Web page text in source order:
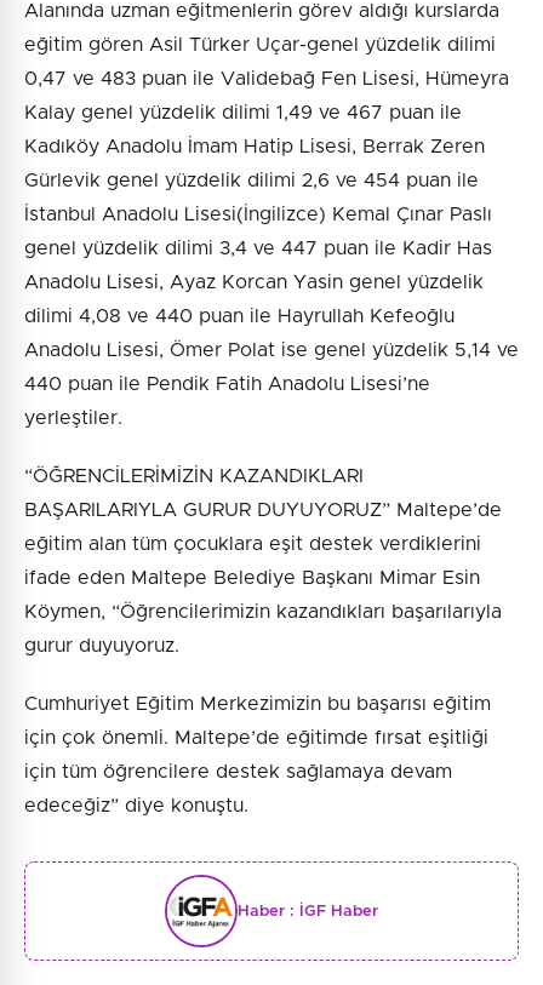
Alanında uzman eğitmenlerin görev aldığı kurslarda
eğitim gören Asil Türker Uçar-genel yüzdelik dilimi
0,47 ve 483 puan ile Validebağ Fen Lisesi, Hümeyra
Kalay genel yüzdelik dilimi 1,49 ve 467 puan ile
Kadıköy Anadolu İmam Hatip Lisesi, Berrak Zeren
Gürlevik genel yüzdelik dilimi 2,6 ve 454 puan ile
İstanbul Anadolu Lisesi(İngilizce) Kemal Çınar Paslı
genel yüzdelik dilimi 3,4 ve 447 puan ile Kadir Has
Anadolu Lisesi, Ayaz Korcan Yasin genel yüzdelik
dilimi 4,08 ve 440 puan ile Hayrullah Kefeoğlu
Anadolu Lisesi, Ömer Polat ise genel yüzdelik 5,14 ve
440 puan ile Pendik Fatih Anadolu Lisesi’ne
yerleştiler.
“ÖĞRENCİLERİMİZİN KAZANDIKLARI
BAŞARILARIYLA GURUR DUYUYORUZ” Maltepe’de
eğitim alan tüm çocuklara eşit destek verdiklerini
ifade eden Maltepe Belediye Başkanı Mimar Esin
Köymen, “Öğrencilerimizin kazandıkları başarılarıyla
gurur duyuyoruz.
Cumhuriyet Eğitim Merkezimizin bu başarısı eğitim
için çok önemli. Maltepe’de eğitimde fırsat eşitliği
için tüm öğrencilere destek sağlamaya devam
edeceğiz” diye konuştu.
Haber : İGF Haber